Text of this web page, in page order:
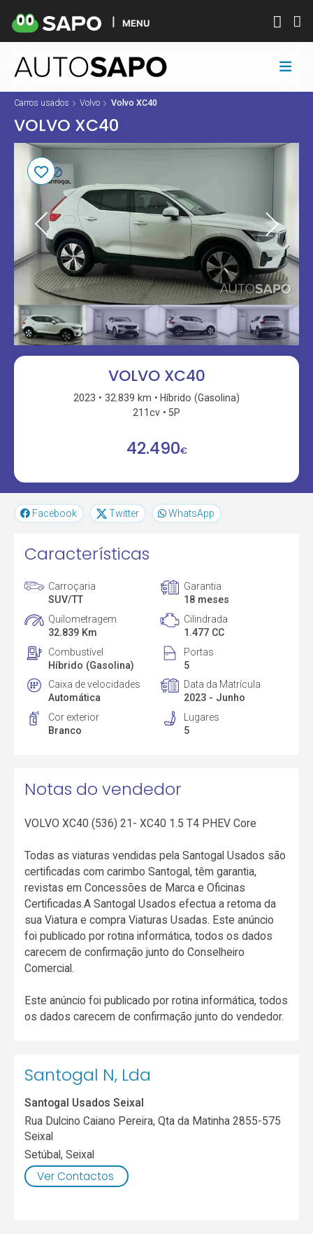
MENU
Carros usados Volvo Volvo XC40
VOLVO XC40
VOLVO XC40
2023 32.839 km
Híbrido (Gasolina)
211cv
5P
42.490€
Facebook Twitter WhatsApp
Características
Carroçaria
SUV/TT
Garantia
18 meses
Quilometragem
32.839 Km
Cilindrada
1.477 CC
Combustível
Híbrido (Gasolina)
Portas
5
Caixa de velocidades
Automática
Data da Matrícula
2023 - Junho
Cor exterior
Branco
Lugares
5
Notas do vendedor
VOLVO XC40 (536) 21- XC40 1.5 T4 PHEV Core
Todas as viaturas vendidas pela Santogal Usados são
certificadas com carimbo Santogal, têm garantia,
revistas em Concessões de Marca e Oficinas
Certificadas.A Santogal Usados efectua a retoma da
sua Viatura e compra Viaturas Usadas. Este anúncio
foi publicado por rotina informática, todos os dados
carecem de confirmação junto do Conselheiro
Comercial.
Este anúncio foi publicado por rotina informática, todos
os dados carecem de confirmação junto do vendedor.
Santogal N, Lda
Santogal Usados Seixal
Rua Dulcino Caiano Pereira, Qta da Matinha 2855-575
Seixal
Setúbal,Seixal
Ver Contactos